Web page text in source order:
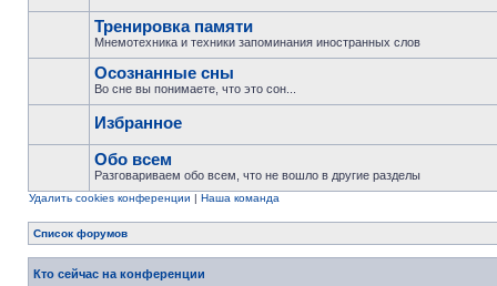
Тренировка памяти
Мнемотехника и техники запоминания иностранных слов
Осознанные сны
Во сне вы понимаете, что это сон...
Избранное
Обо всем
Разговариваем обо всем, что не вошло в другие разделы
Удалить cookies конференции | Наша команда
Список форумов
Кто сейчас на конференции